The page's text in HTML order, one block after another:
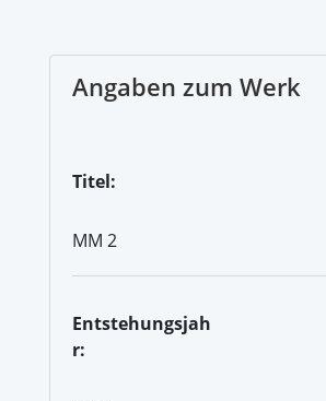
Angaben zum Werk
Titel:
MM 2
Entstehungsjah
r: